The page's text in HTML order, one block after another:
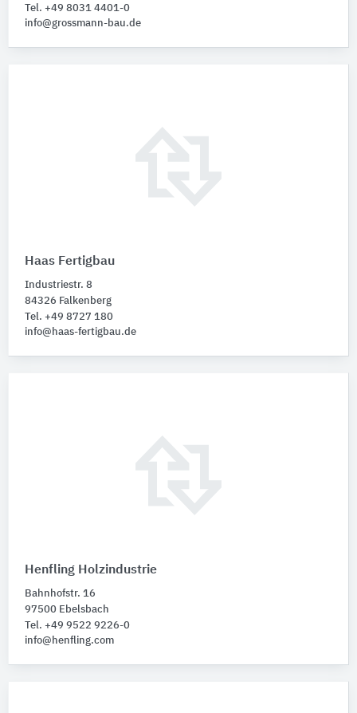
Tel. +49 8031 4401-0
info@grossmann-bau.de
Haas Fertigbau
Industriestr. 8
84326 Falkenberg
Tel. +49 8727 180
info@haas-fertigbau.de
Henfling Holzindustrie
Bahnhofstr. 16
97500 Ebelsbach
Tel. +49 9522 9226-0
info@henfling.com